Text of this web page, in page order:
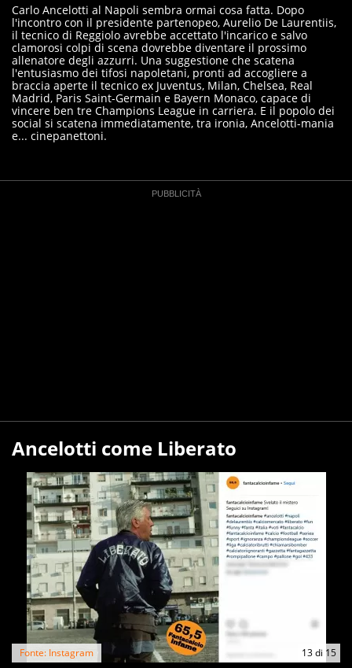
Carlo Ancelotti al Napoli sembra ormai cosa fatta. Dopo
l'incontro con il presidente partenopeo, Aurelio De Laurentiis,
il tecnico di Reggiolo avrebbe accettato l'incarico e salvo
clamorosi colpi di scena dovrebbe diventare il prossimo
allenatore degli azzurri. Una suggestione che scatena
l'entusiasmo dei tifosi napoletani, pronti ad accogliere a
braccia aperte il tecnico ex Juventus, Milan, Chelsea, Real
Madrid, Paris Saint-Germain e Bayern Monaco, capace di
vincere ben tre Champions League in carriera. E il popolo dei
social si scatena immediatamente, tra ironia, Ancelotti-mania
e... cinepanettoni.
Ancelotti come Liberato
13di 15
Fonte: Instagram